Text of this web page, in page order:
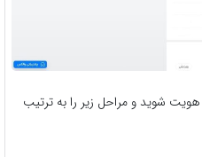
شوید و مراحل زیر را به ترتیب